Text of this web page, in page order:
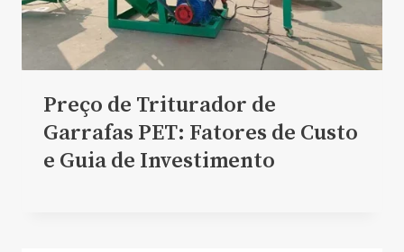
Preço de Triturador de
Garrafas PET: Fatores de Custo
e Guia de Investimento